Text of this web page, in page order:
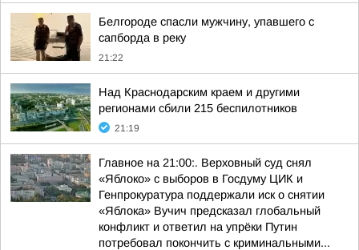
Белгороде спасли мужчину, упавшего с
сапборда в реку
21:22
Над Краснодарским краем и другими
регионами сбили 215 беспилотников
21:19
Главное на 21:00:. Верховный суд снял
«Яблоко» с выборов в Госдуму ЦИК и
Генпрокуратура поддержали иск о снятии
«Яблока» Вучич предсказал глобальный
конфликт и ответил на упрёки Путин
потребовал покончить с криминальными...